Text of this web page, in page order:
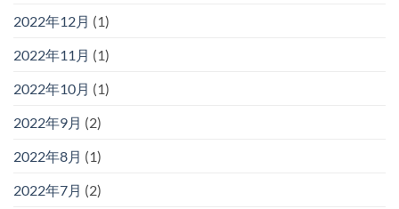
2022年12月 (1)
2022年11月 (1)
2022年10月 (1)
2022年9月 (2)
2022年8月 (1)
2022年7月 (2)